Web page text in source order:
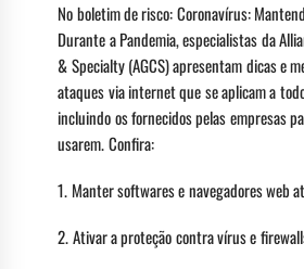
No boletim de risco: Coronavírus:
Durante a Pandemia, especialistas da
& Specialty (AGCS) apresentam dicas e
ataques via internet que se aplicam a
incluindo os fornecidos pelas empresas
usarem. Confira:
1. Manter softwares e navegadores web
2. Ativar a proteção contra vírus e